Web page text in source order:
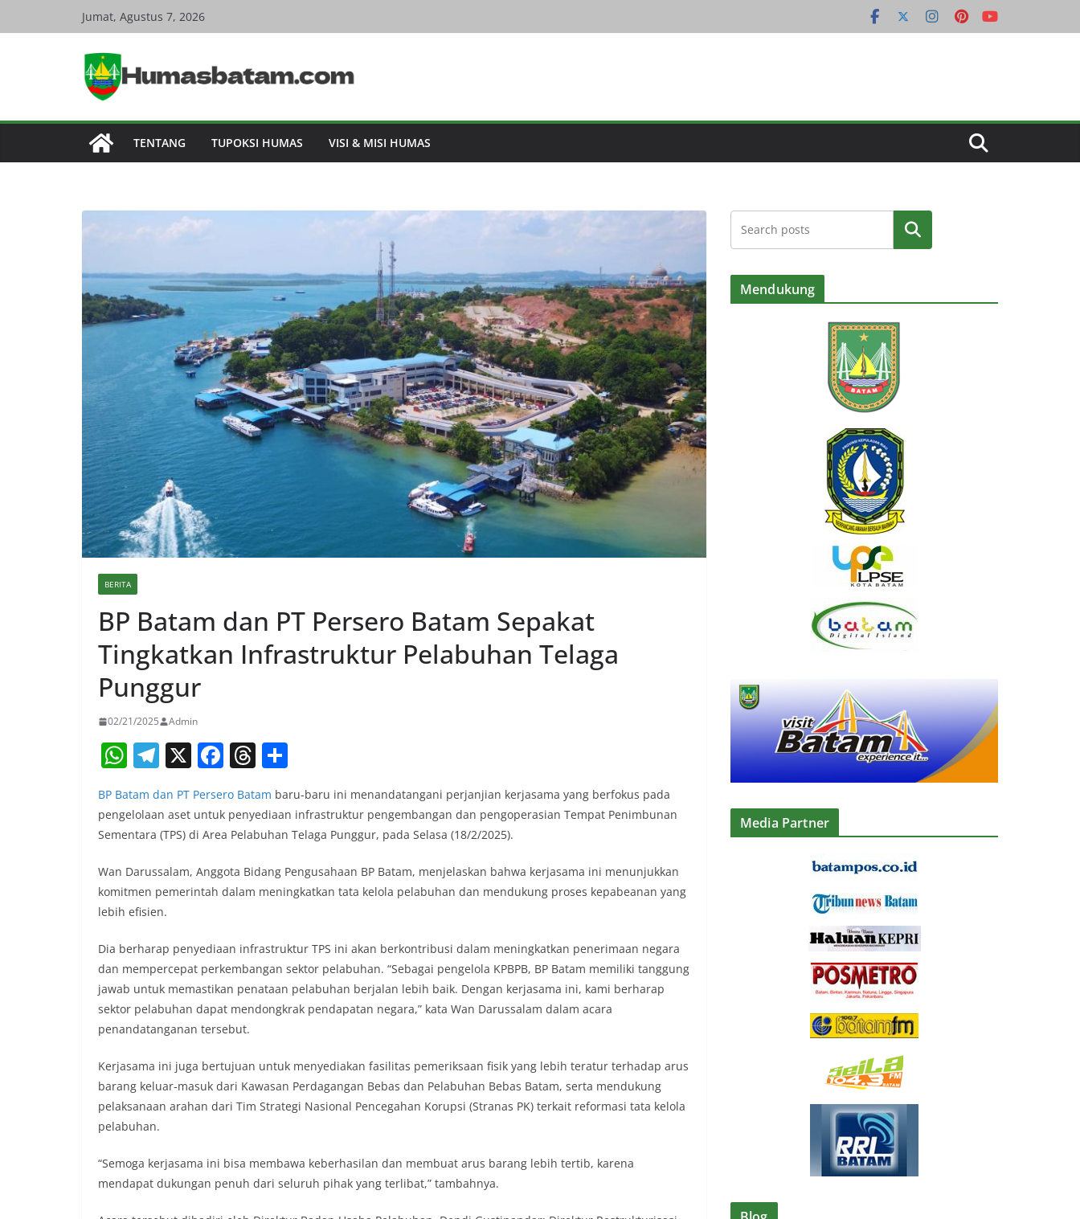
to
Jumat, Agustus 7, 2026
TENTANG TUPOKSI HUMAS VISI & MISI HUMAS
BERITA
BP Batam dan PT Persero Batam Sepakat
Tingkatkan Infrastruktur Pelabuhan Telaga
Punggur
02/21/2025 Admin
W
at
s
p
p
T
e
gr
a
m
X F
c
e
o
T
re
a
d
s
ar
e
BP Batam dan PT Persero Batam baru-baru ini menandatangani perjanjian kerjasama yang berfokus pada
pengelolaan aset untuk penyediaan infrastruktur pengembangan dan pengoperasian Tempat Penimbunan
Sementara (TPS) di Area Pelabuhan Telaga Punggur, pada Selasa (18/2/2025).
Wan Darussalam, Anggota Bidang Pengusahaan BP Batam, menjelaskan bahwa kerjasama ini menunjukkan
komitmen pemerintah dalam meningkatkan tata kelola pelabuhan dan mendukung proses kepabeanan yang
lebih efisien.
Dia berharap penyediaan infrastruktur TPS ini akan berkontribusi dalam meningkatkan penerimaan negara
dan mempercepat perkembangan sektor pelabuhan. “Sebagai pengelola KPBPB, BP Batam memiliki tanggung
jawab untuk memastikan penataan pelabuhan berjalan lebih baik. Dengan kerjasama ini, kami berharap
sektor pelabuhan dapat mendongkrak pendapatan negara,” kata Wan Darussalam dalam acara
penandatanganan tersebut.
Kerjasama ini juga bertujuan untuk menyediakan fasilitas pemeriksaan fisik yang lebih teratur terhadap arus
barang keluar-masuk dari Kawasan Perdagangan Bebas dan Pelabuhan Bebas Batam, serta mendukung
pelaksanaan arahan dari Tim Strategi Nasional Pencegahan Korupsi (Stranas PK) terkait reformasi tata kelola
pelabuhan.
“Semoga kerjasama ini bisa membawa keberhasilan dan membuat arus barang lebih tertib, karena
mendapat dukungan penuh dari seluruh pihak yang terlibat,” tambahnya.
Cari
Mendukung
Media Partner